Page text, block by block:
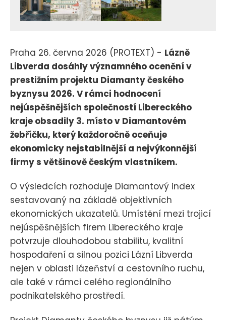
Praha 26. června 2026 (PROTEXT) - Lázně
Libverda dosáhly významného ocenění v
prestižním projektu Diamanty českého
byznysu 2026. V rámci hodnocení
nejúspěšnějších společností Libereckého
kraje obsadily 3. místo v Diamantovém
žebříčku, který každoročně oceňuje
ekonomicky nejstabilnější a nejvýkonnější
firmy s většinově českým vlastníkem.
O výsledcích rozhoduje Diamantový index
sestavovaný na základě objektivních
ekonomických ukazatelů. Umístění mezi trojicí
nejúspěšnějších firem Libereckého kraje
potvrzuje dlouhodobou stabilitu, kvalitní
hospodaření a silnou pozici Lázní Libverda
nejen v oblasti lázeňství a cestovního ruchu,
ale také v rámci celého regionálního
podnikatelského prostředí.